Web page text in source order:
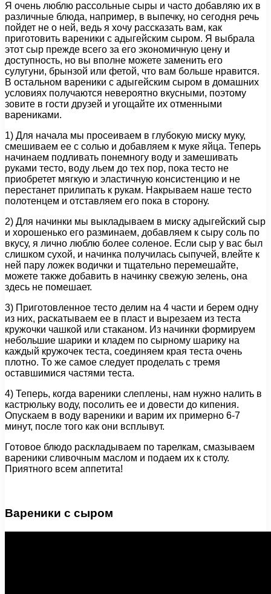
Я очень люблю рассольные сыры и часто добавляю их в
различные блюда, например, в выпечку, но сегодня речь
пойдет не о ней, ведь я хочу рассказать вам, как
приготовить вареники с адыгейским сыром. Я выбрала
этот сыр прежде всего за его экономичную цену и
доступность, но вы вполне можете заменить его
сулугуни, брынзой или фетой, что вам больше нравится.
В остальном вареники с адыгейским сыром в домашних
условиях получаются невероятно вкусными, поэтому
зовите в гости друзей и угощайте их отменными
варениками.
1) Для начала мы просеиваем в глубокую миску муку,
смешиваем ее с солью и добавляем к муке яйца. Теперь
начинаем подливать понемногу воду и замешивать
руками тесто, воду льем до тех пор, пока тесто не
приобретет мягкую и эластичную консистенцию и не
перестанет прилипать к рукам. Накрываем наше тесто
полотенцем и отставляем его пока в сторону.
2) Для начинки мы выкладываем в миску адыгейский сыр
и хорошенько его разминаем, добавляем к сыру соль по
вкусу, я лично люблю более соленое. Если сыр у вас был
слишком сухой, и начинка получилась сыпучей, влейте к
ней пару ложек водички и тщательно перемешайте,
можете также добавить в начинку свежую зелень, она
здесь не помешает.
3) Приготовленное тесто делим на 4 части и берем одну
из них, раскатываем ее в пласт и вырезаем из теста
кружочки чашкой или стаканом. Из начинки формируем
небольшие шарики и кладем по сырному шарику на
каждый кружочек теста, соединяем края теста очень
плотно. То же самое следует проделать с тремя
оставшимися частями теста.
4) Теперь, когда вареники слеплены, нам нужно налить в
кастрюльку воду, посолить ее и довести до кипения.
Опускаем в воду вареники и варим их примерно 6-7
минут, после того как они всплывут.
Готовое блюдо раскладываем по тарелкам, смазываем
вареники сливочным маслом и подаем их к столу.
Приятного всем аппетита!
Вареники с сыром